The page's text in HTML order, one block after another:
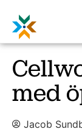
med
Jacob